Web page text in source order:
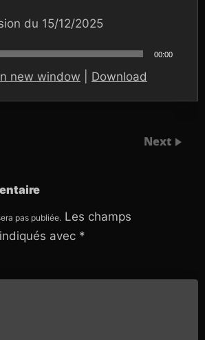
du 15/12/2025
00:00
new window Download
Next
pas publiée. Les champs
avec *